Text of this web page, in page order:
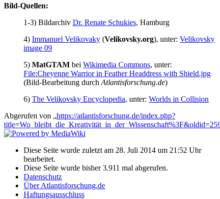
Bild-Quellen:
1-3) Bildarchiv Dr. Renate Schukies, Hamburg
4) Immanuel Velikovaky (Velikovsky.org), unter: Velikovsky
image 09
5) MatGTAM bei Wikimedia Commons, unter:
File:Cheyenne Warrior in Feather Headdress with Shield.jpg
(Bild-Bearbeitung durchAtlantisforschung.de)
6) The Velikovsky Encyclopedia, unter: Worlds in Collision
Abgerufen von „https://atlantisforschung.de/index.php?
Diese Seite wurde zuletzt am 28. Juli 2014 um 21:52 Uhr
bearbeitet.
Diese Seite wurde bisher 3.911 mal abgerufen.
Datenschutz
Über Atlantisforschung.de
Haftungsausschluss